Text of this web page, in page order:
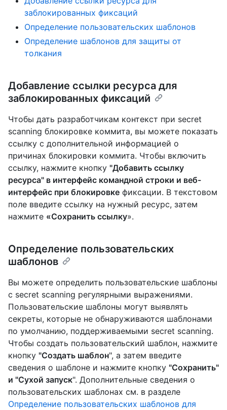
заблокированных фиксаций
Определение пользовательских шаблонов
Определение шаблонов для защиты от
толкания
Добавление ссылки ресурса для
заблокированных фиксаций
Чтобы дать разработчикам контекст при secret
scanning блокировке коммита, вы можете показать
ссылку с дополнительной информацией о
причинах блокировки коммита. Чтобы включить
ссылку, нажмите кнопку "Добавить ссылку
ресурса" в интерфейс командной строки и веб-
интерфейс при блокировке фиксации. В текстовом
поле введите ссылку на нужный ресурс, затем
нажмите «Сохранить ссылку».
Определение пользовательских
шаблонов
Вы можете определить пользовательские шаблоны
с secret scanning регулярными выражениями.
Пользовательские шаблоны могут выявлять
секреты, которые не обнаруживаются шаблонами
по умолчанию, поддерживаемыми secret scanning.
Чтобы создать пользовательский шаблон, нажмите
кнопку "Создать шаблон", а затем введите
сведения о шаблоне и нажмите кнопку "Сохранить"
и "Сухой запуск". Дополнительные сведения о
пользовательских шаблонах см. в разделе
Определение пользовательских шаблонов для